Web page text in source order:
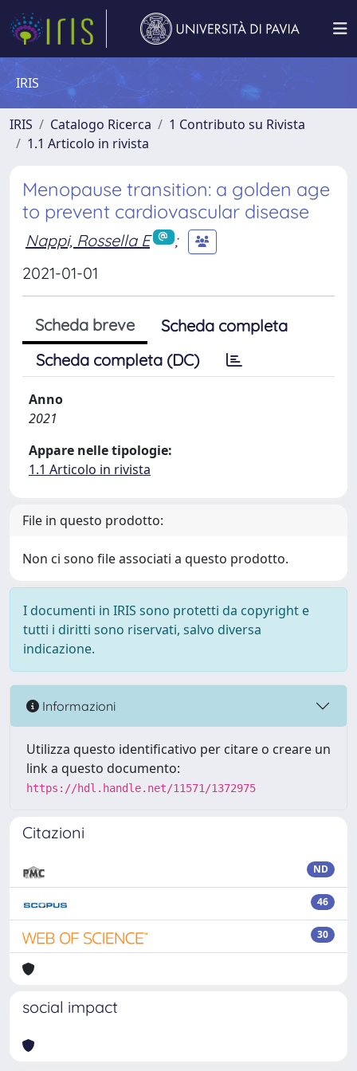
IRIS
IRIS Catalogo Ricerca
1 Contributo su Rivista
1.1 Articolo in rivista
Menopause transition: a golden age
to prevent cardiovascular disease
Nappi, Rossella E
;
2021-01-01
Scheda breve
Scheda completa
Scheda completa (DC)
Anno
2021
Appare nelle tipologie:
1.1 Articolo in rivista
File in questo prodotto:
Non ci sono file associati a questo prodotto.
I documenti in IRIS sono protetti da copyright e
tutti i diritti sono riservati, salvo diversa
indicazione.
Informazioni
Utilizza questo identificativo per citare o creare un
link a questo documento:
https://hdl.handle.net/11571/1372975
Citazioni
ND
46
30
social impact